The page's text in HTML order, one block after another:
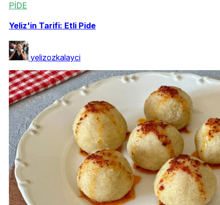
PİDE
Yeliz'in Tarifi: Etli Pide
yelizozkalayci